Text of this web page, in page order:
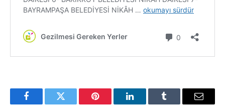
FacebookTwitter Pinterest LinkedInTumblr Email